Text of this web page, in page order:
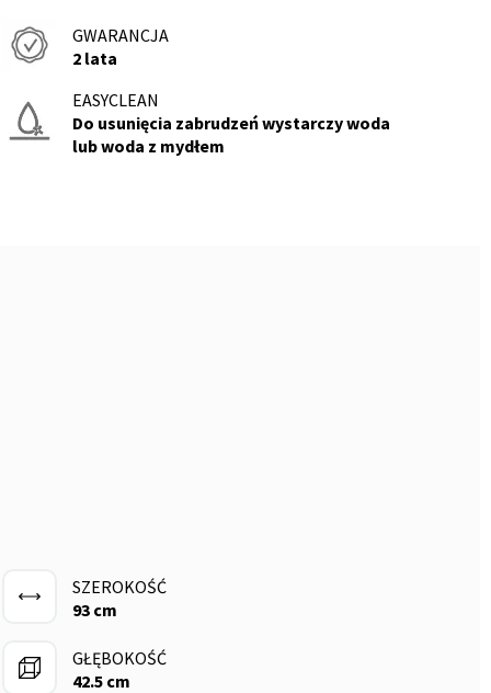
GWARANCJA
2 lata
EASYCLEAN
Do usunięcia zabrudzeń wystarczy woda
lub woda z mydłem
SZEROKOŚĆ
93 cm
GŁĘBOKOŚĆ
42.5 cm